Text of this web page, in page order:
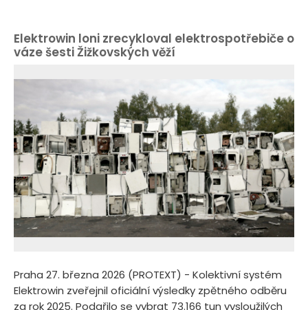
Elektrowin loni zrecykloval elektrospotřebiče o
váze šesti Žižkovských věží
Praha 27. března 2026 (PROTEXT) - Kolektivní systém
Elektrowin zveřejnil oficiální výsledky zpětného odběru
za rok 2025. Podařilo se vybrat 73.166 tun vysloužilých